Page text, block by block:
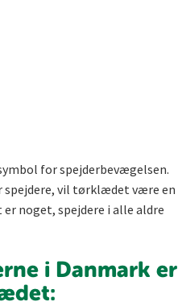
for spejderbevægelsen.
spejdere, vil tørklædet være en
noget, spejdere i alle aldre
i Danmark er